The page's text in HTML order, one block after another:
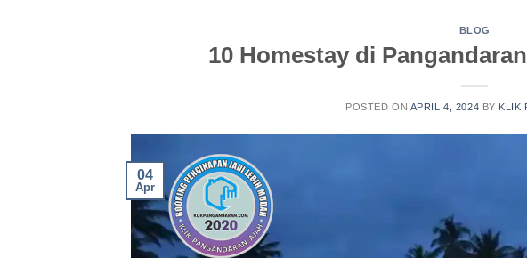
BLOG
10 Homestay di
POSTED ON APRIL 4, 2024 BY KLIK
04
Apr